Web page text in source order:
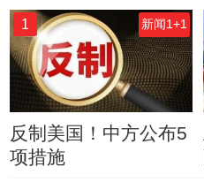
1 新闻1+1
反制美国！中方公布5
项措施